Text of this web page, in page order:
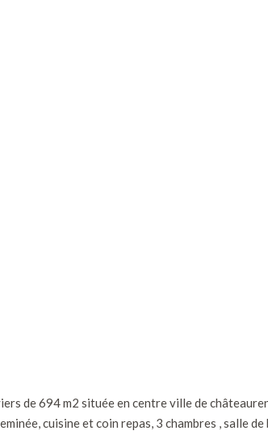
de 694 m2 située en centre ville de
cuisine et coin repas, 3 chambres , salle